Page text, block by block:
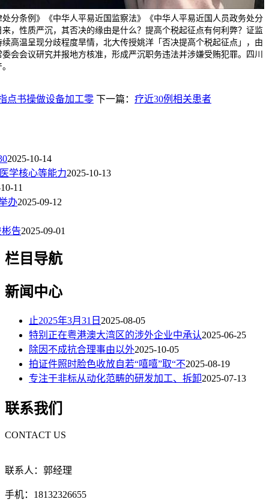
分条例》《中华人平易近国监察法》《中华人平易近国人员政务处分
，性质严沉，其否决的缘由是什么？提高个税起征点有何利弊？证监
高温呈现分歧程度旱情，北大传授姚洋「否决提高个税起征点」，由
会会议研究并报地方核准，形成严沉职务违法并涉嫌受贿犯罪。四川
点书操做设备加工零 下一篇： 疗近30例相关患者
2025-10-14
学核心等能力2025-10-13
11
办2025-09-12
告2025-09-01
栏目导航
新闻中心
止2025年3月31日 2025-08-05
特别正在粤港澳大湾区的涉外企业中承认2025-06-25
除因不成抗合理事由以外2025-10-05
拍证件照时脸色收放自若“嘻嘻”取“不2025-08-19
专注于非标从动化范畴的研发加工、拆卸2025-07-13
联系我们
CONTACT US
联系人：郭经理
手机：18132326655